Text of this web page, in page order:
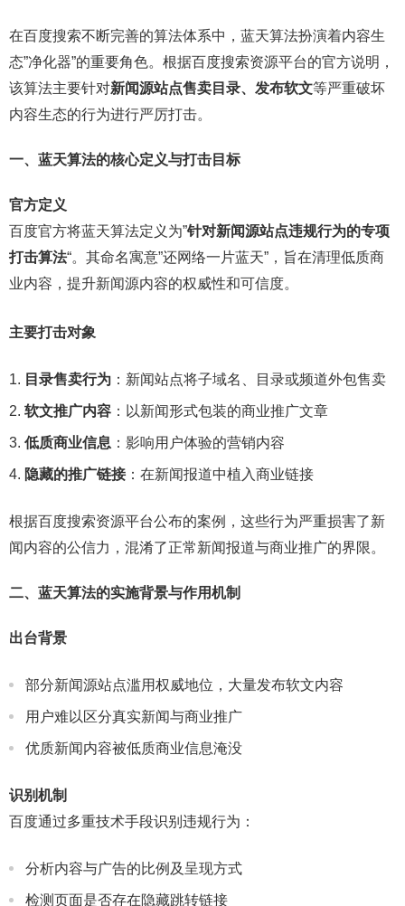
在百度搜索不断完善的算法体系中，蓝天算法扮演着内容生
态”净化器”的重要角色。根据百度搜索资源平台的官方说明，
该算法主要针对新闻源站点售卖目录、发布软文等严重破坏
内容生态的行为进行严厉打击。
一、蓝天算法的核心定义与打击目标
官方定义
百度官方将蓝天算法定义为”针对新闻源站点违规行为的专项
打击算法“。其命名寓意”还网络一片蓝天”，旨在清理低质商
业内容，提升新闻源内容的权威性和可信度。
主要打击对象
目录售卖行为 ：新闻站点将子域名、目录或频道外包售卖
软文推广内容 ：以新闻形式包装的商业推广文章
低质商业信息 ：影响用户体验的营销内容
隐藏的推广链接：在新闻报道中植入商业链接
根据百度搜索资源平台公布的案例，这些行为严重损害了新
闻内容的公信力，混淆了正常新闻报道与商业推广的界限。
二、蓝天算法的实施背景与作用机制
出台背景
部分新闻源站点滥用权威地位，大量发布软文内容
用户难以区分真实新闻与商业推广
优质新闻内容被低质商业信息淹没
识别机制
百度通过多重技术手段识别违规行为：
分析内容与广告的比例及呈现方式
检测页面是否存在隐藏跳转链接